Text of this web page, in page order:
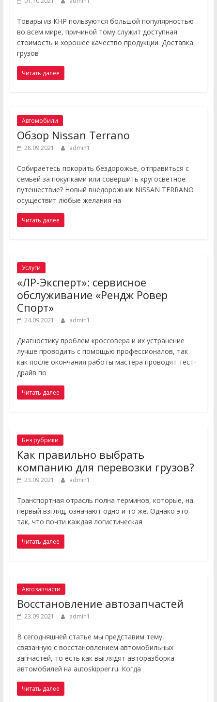
Товары из КНР пользуются большой популярностью
во всем мире, причиной тому служит доступная
стоимость и хорошее качество продукции. Доставка
грузов
Читать далее
Автомобили
Обзор Nissan Terrano
28.09.2021 admin1
Собираетесь покорить бездорожье, отправиться с
семьей за покупками или совершить кругосветное
путешествие? Новый внедорожник NISSAN TERRANO
осуществит любые желания на
Читать далее
Услуги
«ЛР-Эксперт»: сервисное
обслуживание «Рендж Ровер
Спорт»
24.09.2021 admin1
Диагностику проблем кроссовера и их устранение
лучше проводить с помощью профессионалов, так
как после окончания работы мастера проводят тест-
драйв по
Читать далее
Без рубрики
Как правильно выбрать
компанию для перевозки грузов?
23.09.2021 admin1
Транспортная отрасль полна терминов, которые, на
первый взгляд, означают одно и то же. Однако это
так, что почти каждая логистическая
Читать далее
Автозапчасти
Восстановление автозапчастей
23.09.2021 admin1
В сегодняшней статье мы представим тему,
связанную с восстановлением автомобильных
запчастей, то есть как выглядят авторазборка
автомобилей на autoskipper.ru. Когда
Читать далее